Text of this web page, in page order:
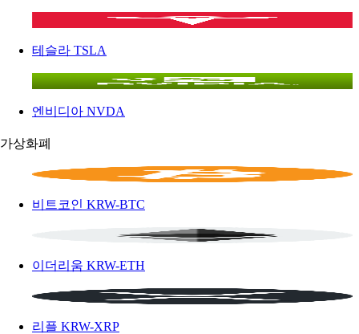
테슬라 TSLA
엔비디아 NVDA
가상화폐
비트코인 KRW-BTC
이더리움 KRW-ETH
리플 KRW-XRP